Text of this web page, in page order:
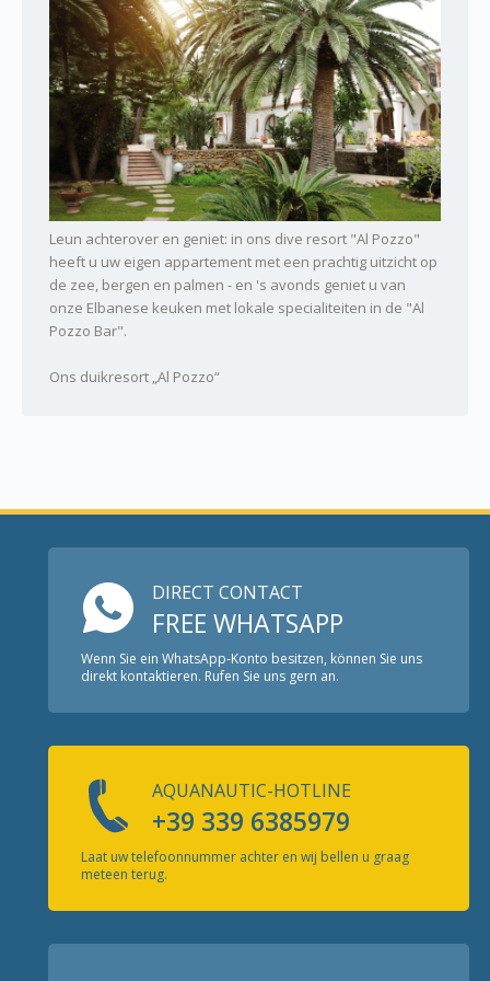
Leun achterover en geniet: in ons dive resort "Al Pozzo"
heeft u uw eigen appartement met een prachtig uitzicht op
de zee, bergen en palmen - en 's avonds geniet u van
onze Elbanese keuken met lokale specialiteiten in de "Al
Pozzo Bar".
Ons duikresort „Al Pozzo“
DIRECT CONTACT
FREE WHATSAPP
Wenn Sie ein WhatsApp-Konto besitzen, können Sie uns
direkt kontaktieren. Rufen Sie uns gern an.
AQUANAUTIC-HOTLINE
+39 339 6385979
Laat uw telefoonnummer achter en wij bellen u graag
meteen terug.